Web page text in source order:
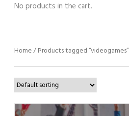
No products in the cart.
Home/ Products tagged “videogames”